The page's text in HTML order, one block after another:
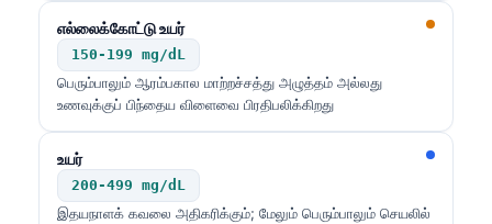
எல்லைக்கோட்டு உயர்
150-199 mg/dL
பெரும்பாலும் ஆரம்பகால மாற்றச்சத்து அழுத்தம் அல்லது
உணவுக்குப் பிந்தைய விளைவை பிரதிபலிக்கிறது
உயர்
200-499 mg/dL
இதயநாளக் கவலை அதிகரிக்கும்; மேலும் பெரும்பாலும் செயலில்